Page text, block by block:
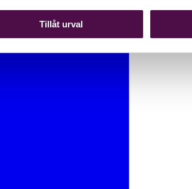
Tillåt urval